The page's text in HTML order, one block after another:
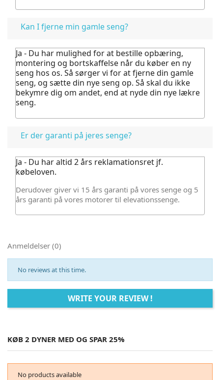
Kan I fjerne min gamle seng?
Ja - Du har mulighed for at bestille opbæring,
montering og bortskaffelse når du køber en ny
seng hos os. Så sørger vi for at fjerne din gamle
seng, og sætte din nye seng op. Så skal du ikke
bekymre dig om andet, end at nyde din nye lækre
seng.
Er der garanti på jeres senge?
Ja - Du har altid 2 års reklamationsret jf.
købeloven.
Derudover giver vi 15 års garanti på vores senge og 5
års garanti på vores motorer til elevationssenge.
Anmeldelser (0)
No reviews at this time.
WRITE YOUR REVIEW !
KØB 2 DYNER MED OG SPAR 25%
No products available